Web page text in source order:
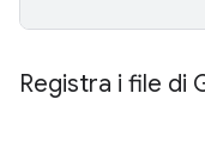
Registra i file di